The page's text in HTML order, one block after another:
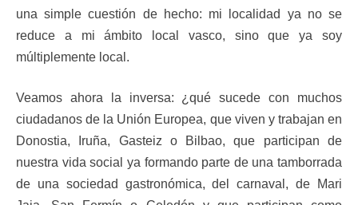
una simple cuestión de hecho: mi localidad ya no se
reduce a mi ámbito local vasco, sino que ya soy
múltiplemente local.
Veamos ahora la inversa: ¿qué sucede con muchos
ciudadanos de la Unión Europea, que viven y trabajan en
Donostia, Iruña, Gasteiz o Bilbao, que participan de
nuestra vida social ya formando parte de una tamborrada
de una sociedad gastronómica, del carnaval, de Mari